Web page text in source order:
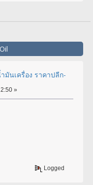
มันเครื่อง ราคาปลีก-
»
Logged